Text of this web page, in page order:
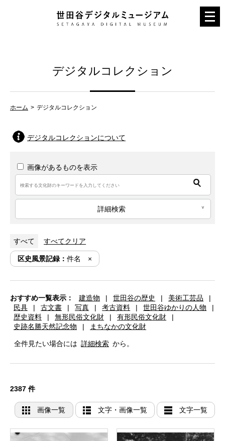
メ
ニ
デジタルコレクション
ホーム デジタルコレクション
デジタルコレクションについて
画像があるものを表示
詳細検索
すべて すべてクリア
区史風景記録：件名
おすすめ一覧表示： 建造物 | 世田谷の歴史 | 美術工芸品
|
民具
| 古文書 | 写真 | 考古資料 | 世田谷ゆかりの人物
|
歴史資料
| 無形民俗文化財 | 有形民俗文化財
|
史跡名勝天然記念物
| まちなかの文化財
全件見たい場合には 詳細検索 から。
2387 件
画像一覧 文字・画像一覧 文字一覧